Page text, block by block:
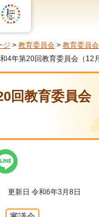
ジ > 教育委員会 > 教育委員
4年第20回教育委員会（12
回教育委員会
更新日 令和6年3月8日